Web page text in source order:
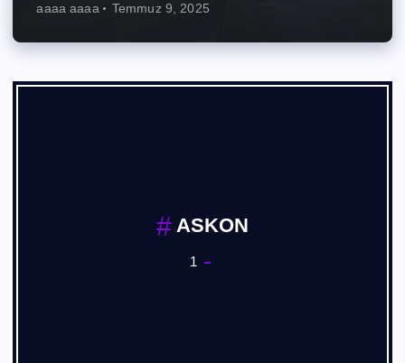
aaaa aaaa Temmuz 9, 2025
ASKON
1